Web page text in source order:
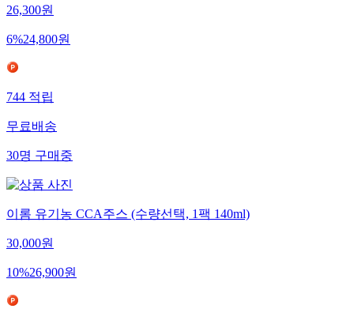
26,300원
6%24,800원
744적립
무료배송
30명구매중
이롬 유기농 CCA주스 (수량선택, 1팩 140ml)
30,000원
10%26,900원